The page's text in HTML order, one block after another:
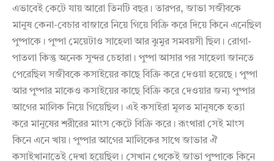
এভাবেই কেটে যায় আরো তিনটি বছর। তারপর, জাভা সজীবকে
মানুষ কেনা-বেচার বাজারে নিয়ে গিয়ে বিক্রি করে দিয়ে কিনে এনেছিল
পুষ্পাকে। পুষ্পা মেয়েটাও সাহেলা আর ঝুমুর সমবয়সী ছিল। রোগা-
পাতলা কিন্তু অনেক সুন্দর চেহারা। পুষ্পা আসার পর সাহেলা জানতে
পেরেছিল সজীবকে কসাইয়ের কাছে বিক্রি করে দেওয়া হয়েছে। পুষ্পা
আর পুষ্পার মাকেও কসাইয়ের কাছে বিক্রি করে দেওয়ার জন্য পুষ্পার
আগের মালিক নিয়ে গিয়েছিল। এই কসাইরা মূলত মানুষকে হত্যা
করে মানুষের শরীরের মাংস কেটে বিক্রি করে। রূংথারা সেই মাংস
কিনে এনে খায়। পুষ্পার আগের মালিকের সাথে জাভার ঐ
কসাইখানাতেই দেখা হয়েছিল। সেখান থেকেই জাভা পুষ্পাকে কিনে